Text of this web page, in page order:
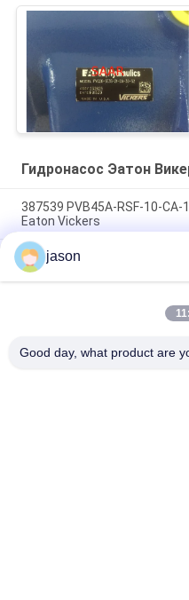
Гидронасос Эатон
387539 PVB45A-RSF-10-
Eaton Vickers
Eaton Vickers 430567-AAL
High Presure Pumps
Насосы с переменным
jason
Good day, what product are